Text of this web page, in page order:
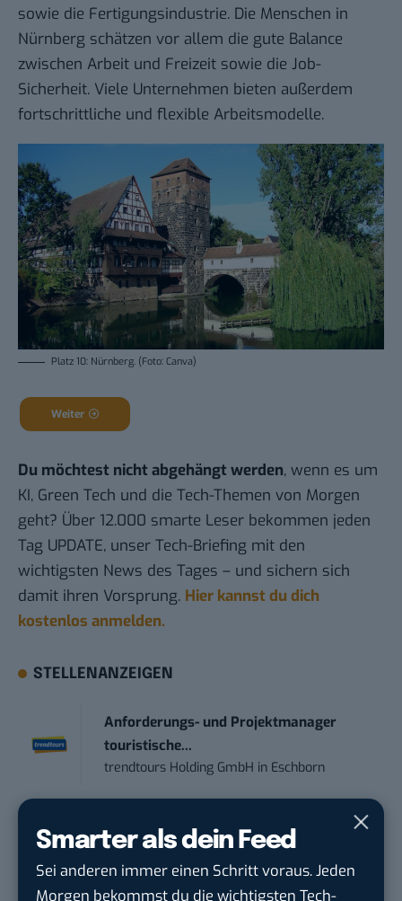
Smarter als dein Feed
Sei anderen immer einen Schritt voraus. Jeden
Morgen bekommst du die wichtigsten Tech-
sowie die Fertigungsindustrie. Die Menschen in
Nürnberg schätzen vor allem die gute Balance
zwischen Arbeit und Freizeit sowie die Job-
Sicherheit. Viele Unternehmen bieten außerdem
fortschrittliche und flexible Arbeitsmodelle.
Platz 10: Nürnberg. (Foto: Canva)
Weiter
Du möchtest nicht abgehängt werden, wenn es um
KI, Green Tech und die Tech-Themen von Morgen
geht? Über 12.000 smarte Leser bekommen jeden
Tag UPDATE, unser Tech-Briefing mit den
wichtigsten News des Tages – und sichern sich
damit ihren Vorsprung. Hier kannst du dich
kostenlos anmelden.
STELLENANZEIGEN
Anforderungs- und Projektmanager
touristische...
trendtours Holding GmbH in Eschborn
1&1in Montabaur, München
Marketing Specialist – AI & Content